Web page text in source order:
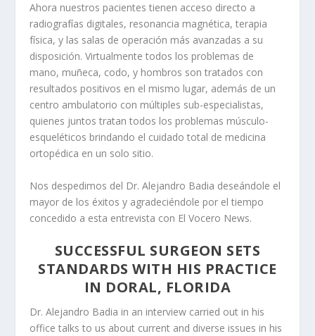
Ahora nuestros pacientes tienen acceso directo a
radiografías digitales, resonancia magnética, terapia
física, y las salas de operación más avanzadas a su
disposición. Virtualmente todos los problemas de
mano, muñeca, codo, y hombros son tratados con
resultados positivos en el mismo lugar, además de un
centro ambulatorio con múltiples sub-especialistas,
quienes juntos tratan todos los problemas músculo-
esqueléticos brindando el cuidado total de medicina
ortopédica en un solo sitio.
Nos despedimos del Dr. Alejandro Badia deseándole el
mayor de los éxitos y agradeciéndole por el tiempo
concedido a esta entrevista con El Vocero News.
SUCCESSFUL SURGEON SETS
STANDARDS WITH HIS PRACTICE
IN DORAL, FLORIDA
Dr. Alejandro Badia in an interview carried out in his
office talks to us about current and diverse issues in his